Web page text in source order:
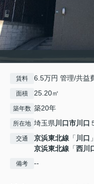
賃料 6.5万円 管理/共益
面積 25.20㎡
築年数 築20年
所在地 埼玉県川口市川口
交通 京浜東北線 「 川口
京浜東北線 「西川
備考 --